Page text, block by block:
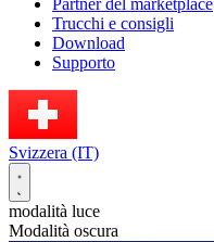
Partner del marketplace
Trucchi e consigli
Download
Supporto
Svizzera (IT)
modalità luce
Modalità oscura